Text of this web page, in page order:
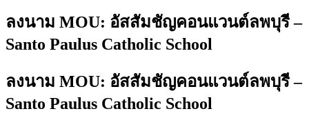
ลงนาม MOU: อัสสัมชัญคอนแวนต์ลพบุรี –
Santo Paulus Catholic School
ลงนาม MOU: อัสสัมชัญคอนแวนต์ลพบุรี –
Santo Paulus Catholic School